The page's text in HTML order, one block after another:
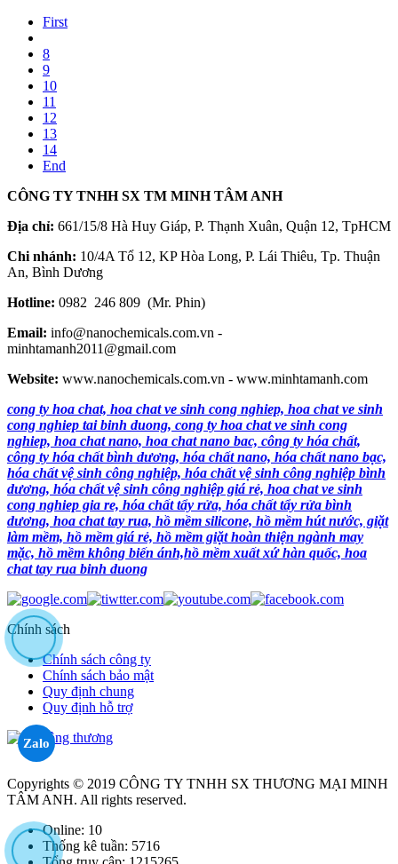
First
8
9
10
11
12
13
14
End
CÔNG TY TNHH SX TM MINH TÂM ANH
Địa chỉ: 661/15/8 Hà Huy Giáp, P. Thạnh Xuân, Quận 12, TpHCM
Chi nhánh: 10/4A Tổ 12, KP Hòa Long, P. Lái Thiêu, Tp. Thuận
An, Bình Dương
Hotline: 0982 246 809 (Mr. Phin)
Email: info@nanochemicals.com.vn -
minhtamanh2011@gmail.com
Website: www.nanochemicals.com.vn - www.minhtamanh.com
cong ty hoa chat, hoa chat ve sinh cong nghiep, hoa chat ve sinh
cong nghiep tai binh duong, cong ty hoa chat ve sinh cong
nghiep, hoa chat nano, hoa chat nano bac, công ty hóa chất,
công ty hóa chất bình dương, hóa chất nano, hóa chất nano bạc,
hóa chất vệ sinh công nghiệp, hóa chất vệ sinh công nghiệp bình
dương, hóa chất vệ sinh công nghiệp giá rẻ, hoa chat ve sinh
cong nghiep gia re, hóa chất tẩy rửa, hóa chất tẩy rửa bình
dương, hoa chat tay rua, hồ mềm silicone, hồ mềm hút nước, giặt
làm mềm, hồ mềm giá rẻ, hồ mềm giặt hoàn thiện ngành may
mặc, hồ mềm không biến ánh,hồ mềm xuất xứ hàn quốc, hoa
chat tay rua binh duong
Chính sách
Chính sách công ty
Chính sách bảo mật
Quy định chung
Quy định hỗ trợ
Copyrights © 2019 CÔNG TY TNHH SX THƯƠNG MẠI MINH
TÂM ANH. All rights reserved.
Online: 10
Thống kê tuần: 5716
Zalo